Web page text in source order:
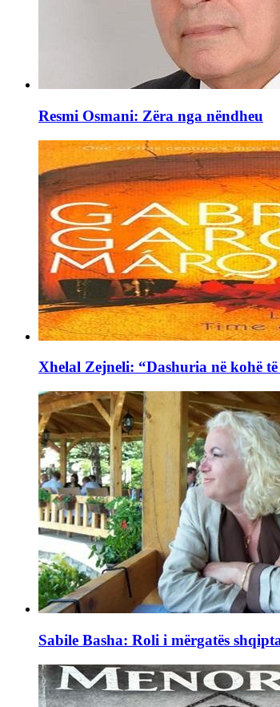
Resmi Osmani: Zëra nga nëndheu
Xhelal Zejneli: “Dashuria në kohë
Sabile Basha: Roli i mërgatës